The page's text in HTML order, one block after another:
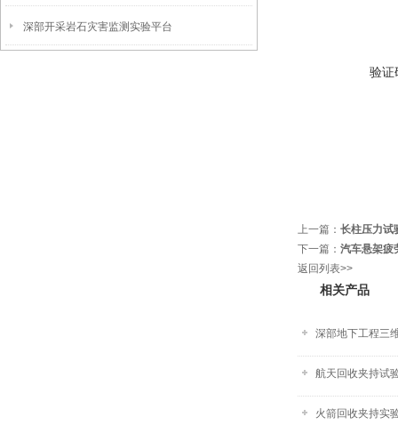
深部开采岩石灾害监测实验平台
验证
上一篇： 长柱压力试
下一篇： 汽车悬架疲
返回列表>>
相关产品
深部地下工程三
航天回收夹持试
火箭回收夹持实